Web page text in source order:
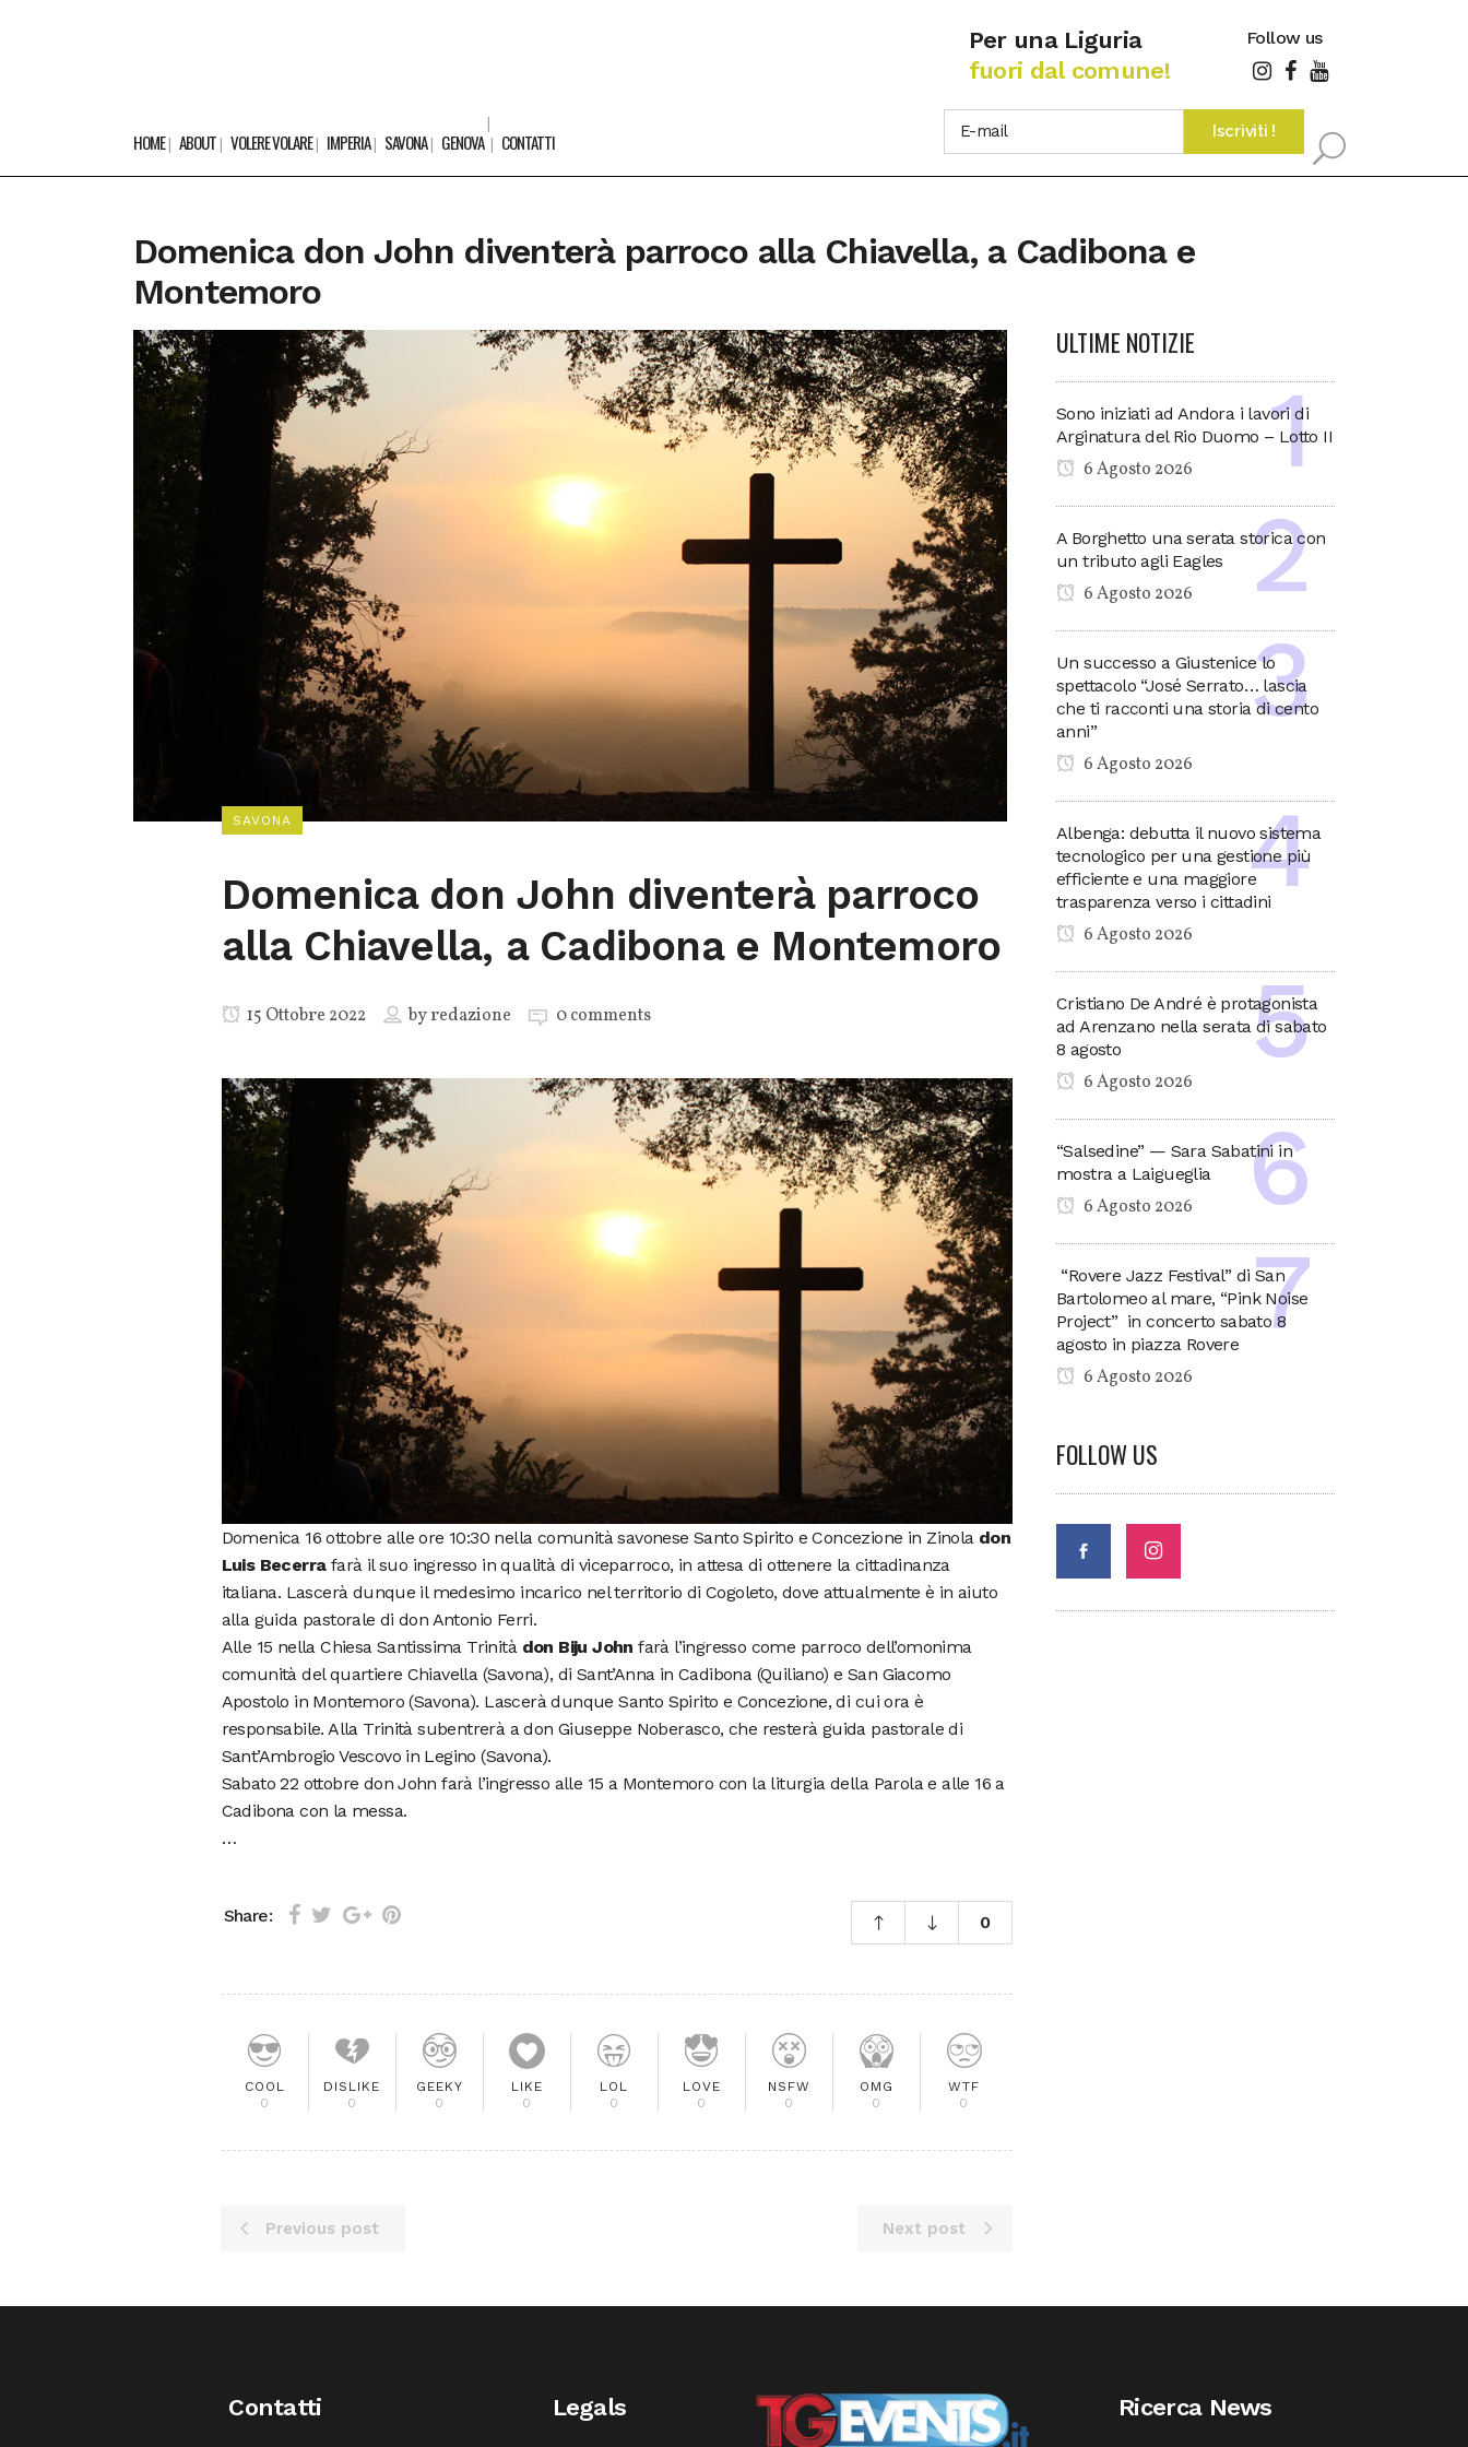
Per una Liguria
fuori dal comune!
Follow us
HOME ABOUT VOLERE VOLARE IMPERIA SAVONA GENOVA CONTATTI
Domenica don John diventerà parroco alla Chiavella, a Cadibona e
Montemoro
SAVONA
Domenica don John diventerà parroco
alla Chiavella, a Cadibona e Montemoro
15 Ottobre 2022 byredazione 0 comments
Domenica 16 ottobre alle ore 10:30 nella comunità savonese Santo Spirito e Concezione in Zinola don
Luis Becerrafarà il suo ingresso in qualità di viceparroco, in attesa di ottenere la cittadinanza
italiana. Lascerà dunque il medesimo incarico nel territorio di Cogoleto, dove attualmente è in aiuto
alla guida pastorale di don Antonio Ferri.
Alle 15 nella Chiesa Santissima Trinità don Biju Johnfarà l’ingresso come parroco dell’omonima
comunità del quartiere Chiavella (Savona), di Sant’Anna in Cadibona (Quiliano) e San Giacomo
Apostolo in Montemoro (Savona). Lascerà dunque Santo Spirito e Concezione, di cui ora è
responsabile. Alla Trinità subentrerà a don Giuseppe Noberasco, che resterà guida pastorale di
Sant’Ambrogio Vescovo in Legino (Savona).
Sabato 22 ottobre don John farà l’ingresso alle 15 a Montemoro con la liturgia della Parola e alle 16 a
Cadibona con la messa.
…
Share: 0
COOL
0
DISLIKE
0
GEEKY
0
LIKE
0
LOL
0
LOVE
0
NSFW
0
OMG
0
WTF
0
Previous post Next post
ULTIME NOTIZIE
Sono iniziati ad Andora i lavori di
Arginatura del Rio Duomo – Lotto II
6 Agosto 2026
A Borghetto una serata storica con
un tributo agli Eagles
6 Agosto 2026
Un successo a Giustenice lo
spettacolo “José Serrato… lascia
che ti racconti una storia di cento
anni”
6 Agosto 2026
Albenga: debutta il nuovo sistema
tecnologico per una gestione più
efficiente e una maggiore
trasparenza verso i cittadini
6 Agosto 2026
Cristiano De André è protagonista
ad Arenzano nella serata di sabato
8 agosto
6 Agosto 2026
“Salsedine” — Sara Sabatini in
mostra a Laigueglia
6 Agosto 2026
“Rovere Jazz Festival” di San
Bartolomeo al mare, “Pink Noise
Project” in concerto sabato 8
agosto in piazza Rovere
6 Agosto 2026
FOLLOW US
Contatti Legals Ricerca News